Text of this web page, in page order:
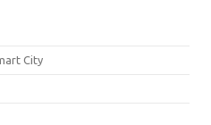
City